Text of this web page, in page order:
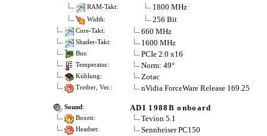
RAM-Takt: 1800 MHz
Width: 256 Bit
Core-Takt: 660 MHz
Shader-Takt: 1600 MHz
Bus: PCIe 2.0 x16
Temperatur: Norm: 49°
Kühlung: Zotac
Treiber, Ver.: nVidia ForceWare Release 169.25
Sound: ADI 1988B onboard
Boxen: Tevion 5.1
Headset: Sennheiser PC150